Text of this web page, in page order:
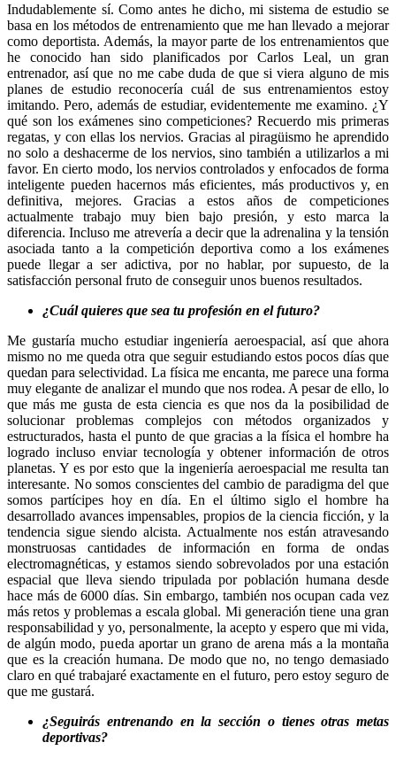
Indudablemente sí. Como antes he dicho, mi sistema de estudio se
basa en los métodos de entrenamiento que me han llevado a mejorar
como deportista. Además, la mayor parte de los entrenamientos que
he conocido han sido planificados por Carlos Leal, un gran
entrenador, así que no me cabe duda de que si viera alguno de mis
planes de estudio reconocería cuál de sus entrenamientos estoy
imitando. Pero, además de estudiar, evidentemente me examino. ¿Y
qué son los exámenes sino competiciones? Recuerdo mis primeras
regatas, y con ellas los nervios. Gracias al piragüismo he aprendido
no solo a deshacerme de los nervios, sino también a utilizarlos a mi
favor. En cierto modo, los nervios controlados y enfocados de forma
inteligente pueden hacernos más eficientes, más productivos y, en
definitiva, mejores. Gracias a estos años de competiciones
actualmente trabajo muy bien bajo presión, y esto marca la
diferencia. Incluso me atrevería a decir que la adrenalina y la tensión
asociada tanto a la competición deportiva como a los exámenes
puede llegar a ser adictiva, por no hablar, por supuesto, de la
satisfacción personal fruto de conseguir unos buenos resultados.
¿Cuál quieres que sea tu profesión en el futuro?
Me gustaría mucho estudiar ingeniería aeroespacial, así que ahora
mismo no me queda otra que seguir estudiando estos pocos días que
quedan para selectividad. La física me encanta, me parece una forma
muy elegante de analizar el mundo que nos rodea. A pesar de ello, lo
que más me gusta de esta ciencia es que nos da la posibilidad de
solucionar problemas complejos con métodos organizados y
estructurados, hasta el punto de que gracias a la física el hombre ha
logrado incluso enviar tecnología y obtener información de otros
planetas. Y es por esto que la ingeniería aeroespacial me resulta tan
interesante. No somos conscientes del cambio de paradigma del que
somos partícipes hoy en día. En el último siglo el hombre ha
desarrollado avances impensables, propios de la ciencia ficción, y la
tendencia sigue siendo alcista. Actualmente nos están atravesando
monstruosas cantidades de información en forma de ondas
electromagnéticas, y estamos siendo sobrevolados por una estación
espacial que lleva siendo tripulada por población humana desde
hace más de 6000 días. Sin embargo, también nos ocupan cada vez
más retos y problemas a escala global. Mi generación tiene una gran
responsabilidad y yo, personalmente, la acepto y espero que mi vida,
de algún modo, pueda aportar un grano de arena más a la montaña
que es la creación humana. De modo que no, no tengo demasiado
claro en qué trabajaré exactamente en el futuro, pero estoy seguro de
que me gustará.
¿Seguirás entrenando en la sección o tienes otras metas
deportivas?